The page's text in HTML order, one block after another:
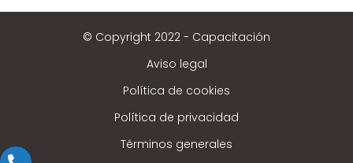
© Copyright 2022 - Capacitación
Aviso legal
Política de cookies
Política de privacidad
Términos generales